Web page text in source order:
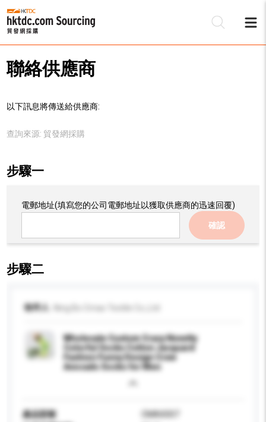
聯絡供應商
以下訊息將傳送給供應商:
查詢來源: 貿發網採購
步驟一
電郵地址(填寫您的公司電郵地址以獲取供應商的迅速回覆)
確認
步驟二
收件人
Wholesale Custom Crazy Novelty
Colorful Socks Cotton Jacquard
Fashion Funny Design Crew
Avocado Socks for Men
產品型號
CMAX007